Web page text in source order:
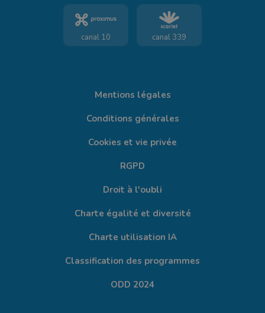
canal 10 canal 339
Mentions légales
Conditions générales
Cookies et vie privée
RGPD
Droit à l'oubli
Charte égalité et diversité
Charte utilisation IA
Classification des programmes
ODD 2024